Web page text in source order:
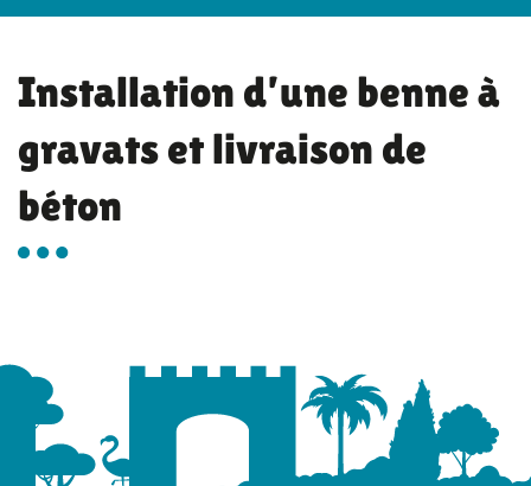
Installation d’une benne à
gravats et livraison de
béton